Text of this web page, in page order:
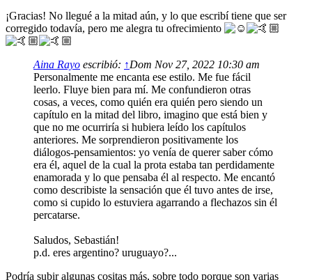
¡Gracias! No llegué a la mitad aún, y lo que escribí tiene que ser
corregido todavía, pero me alegra tu ofrecimiento
Aina Rayo escribió: ↑Dom Nov 27, 2022 10:30 am
Personalmente me encanta ese estilo. Me fue fácil
leerlo. Fluye bien para mí. Me confundieron otras
cosas, a veces, como quién era quién pero siendo un
capítulo en la mitad del libro, imagino que está bien y
que no me ocurriría si hubiera leído los capítulos
anteriores. Me sorprendieron positivamente los
diálogos-pensamientos: yo venía de querer saber cómo
era él, aquel de la cual la prota estaba tan perdidamente
enamorada y lo que pensaba él al respecto. Me encantó
como describiste la sensación que él tuvo antes de irse,
como si cupido lo estuviera agarrando a flechazos sin él
percatarse.
Saludos, Sebastián!
p.d. eres argentino? uruguayo?...
Podría subir algunas cositas más, sobre todo porque son varias